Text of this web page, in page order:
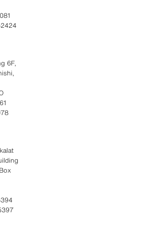
6F,